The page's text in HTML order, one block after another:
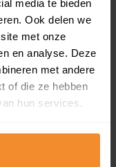
media te bieden
Ook delen we
met onze
en analyse. Deze
met andere
of die ze hebben
hun services.
86%
7%
7%
0%